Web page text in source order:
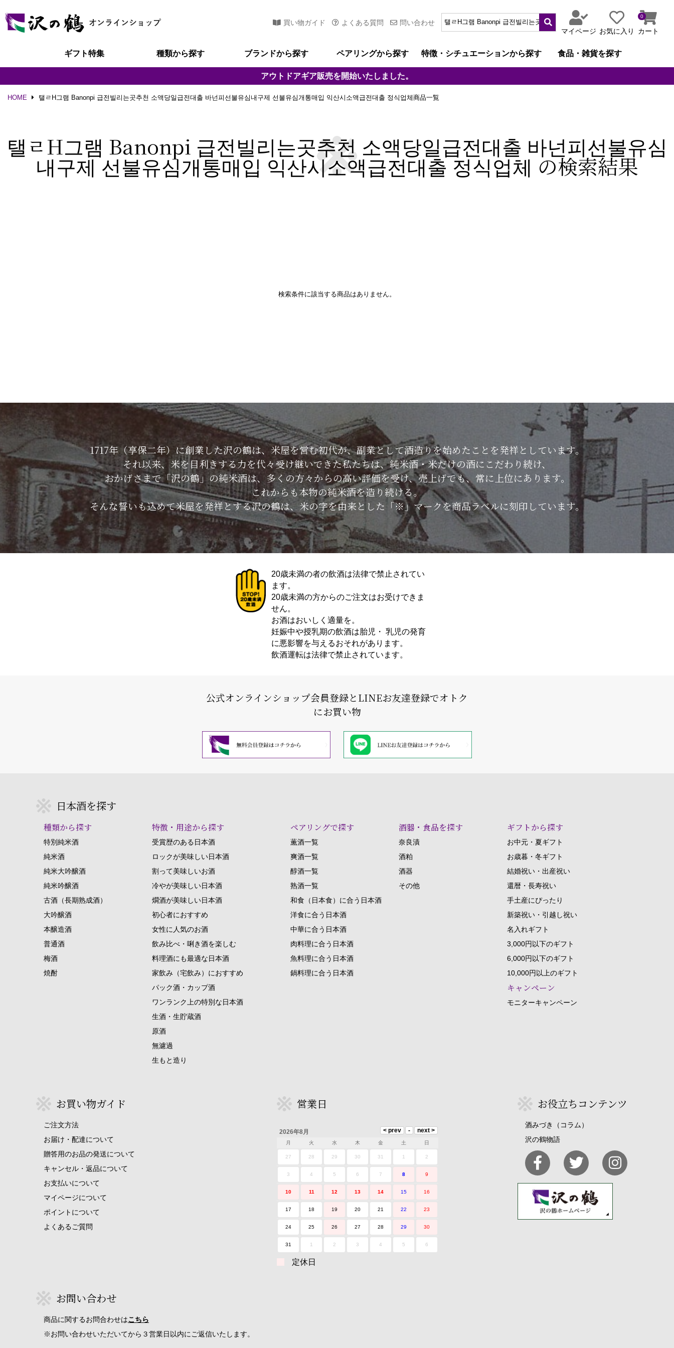
買い物ガイド よくある質問
問い合わせ
マイページ お気に入り
0
カート
ギフト特集 種類から探す ブランドから探す ペアリングから探す 特徴・シチュエーションから探す 食品・雑貨を探す
アウトドアギア販売を開始いたしました。
HOME 탤ㄹH그램 Banonpi 급전빌리는곳추천 소액당일급전대출 바넌피선불유심내구제 선불유심개통매입 익산시소액급전대출 정식업체商品一覧
탤ㄹH그램 Banonpi 급전빌리는곳추천 소액당일급전대출 바넌피선불유심
내구제 선불유심개통매입 익산시소액급전대출 정식업체 の検索結果
検索条件に該当する商品はありません。
1717年（享保二年）に創業した沢の鶴は、米屋を営む初代が、副業として酒造りを始めたことを発祥としています。
それ以来、米を目利きする力を代々受け継いできた私たちは、純米酒・米だけの酒にこだわり続け、
おかげさまで「沢の鶴」の純米酒は、多くの方々からの高い評価を受け、売上げでも、常に上位にあります。
これからも本物の純米酒を造り続ける。
そんな誓いも込めて米屋を発祥とする沢の鶴は、米の字を由来とした「※」マークを商品ラベルに刻印しています。
20歳未満の者の飲酒は法律で禁止されてい
ます。
20歳未満の方からのご注文はお受けできま
せん。
お酒はおいしく適量を。
妊娠中や授乳期の飲酒は胎児・ 乳児の発育
に悪影響を与えるおそれがあります。
飲酒運転は法律で禁止されています。
公式オンラインショップ会員登録とLINEお友達登録でオトク
にお買い物
日本酒を探す
種類から探す
特別純米酒
純米酒
純米大吟醸酒
純米吟醸酒
古酒（長期熟成酒）
大吟醸酒
本醸造酒
普通酒
梅酒
焼酎
特徴・用途から探す
受賞歴のある日本酒
ロックが美味しい日本酒
割って美味しいお酒
冷やが美味しい日本酒
燗酒が美味しい日本酒
初心者におすすめ
女性に人気のお酒
飲み比べ・唎き酒を楽しむ
料理酒にも最適な日本酒
家飲み（宅飲み）におすすめ
パック酒・カップ酒
ワンランク上の特別な日本酒
生酒・生貯蔵酒
原酒
無濾過
生もと造り
ペアリングで探す
薫酒一覧
爽酒一覧
醇酒一覧
熟酒一覧
和食（日本食）に合う日本酒
洋食に合う日本酒
中華に合う日本酒
肉料理に合う日本酒
魚料理に合う日本酒
鍋料理に合う日本酒
酒器・食品を探す
奈良漬
酒粕
酒器
その他
ギフトから探す
お中元・夏ギフト
お歳暮・冬ギフト
結婚祝い・出産祝い
還暦・長寿祝い
手土産にぴったり
新築祝い・引越し祝い
名入れギフト
3,000円以下のギフト
6,000円以下のギフト
10,000円以上のギフト
キャンペーン
モニターキャンペーン
お買い物ガイド
ご注文方法
お届け・配達について
贈答用のお品の発送について
キャンセル・返品について
お支払いについて
マイページについて
ポイントについて
よくあるご質問
営業日
2026年8月
月 火 水 木 金 土 日
27 28 29 30 31 1 2
3 4 5 6 7 8 9
10 11 12 13 14 15 16
17 18 19 20 21 22 23
24 25 26 27 28 29 30
31 1 2 3 4 5 6
定休日
お役立ちコンテンツ
酒みづき（コラム）
沢の鶴物語
お問い合わせ
商品に関するお問合わせはこちら
※お問い合わせいただいてから３営業日以内にご返信いたします。